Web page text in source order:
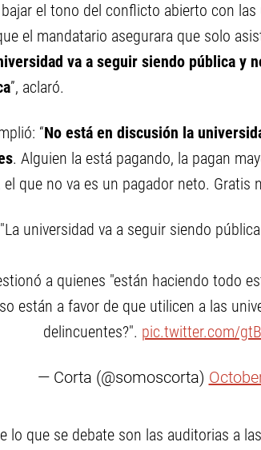
el tono del conflicto abierto con
el mandatario asegurara que solo
va a seguir siendo pública y
”, aclaró.
“No está en discusión la
. Alguien la está pagando, la pagan
que no va es un pagador neto. Gratis
"La universidad va a seguir siendo
a quienes "están haciendo todo
están a favor de que utilicen a las
delincuentes?". pic.twitter.com/
— Corta (@somoscorta)
lo que se debate son las auditorias a